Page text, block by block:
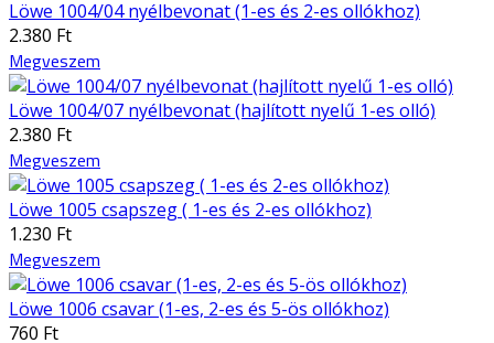
Löwe 1004/04 nyélbevonat (1-es és 2-es ollókhoz)
2.380 Ft
Megveszem
Löwe 1004/07 nyélbevonat (hajlított nyelű 1-es olló)
2.380 Ft
Megveszem
Löwe 1005 csapszeg ( 1-es és 2-es ollókhoz)
1.230 Ft
Megveszem
Löwe 1006 csavar (1-es, 2-es és 5-ös ollókhoz)
760 Ft